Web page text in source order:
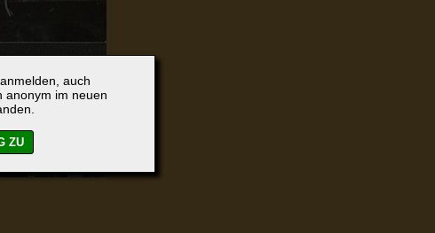
auch
anonym im neuen